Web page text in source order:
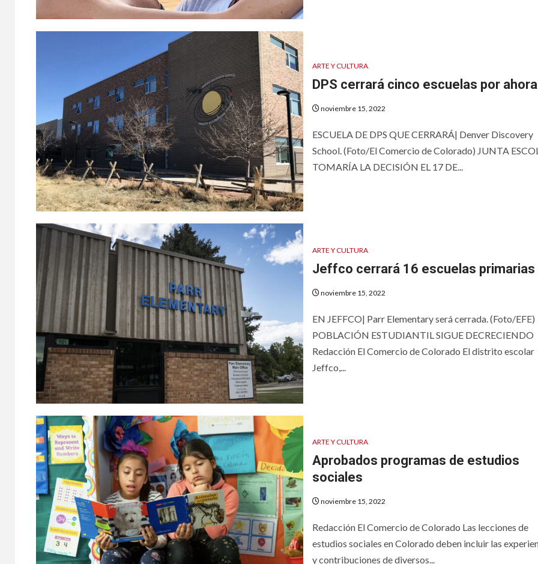
ARTE Y CULTURA
DPS cerrará cinco escuelas por ahora
noviembre 15, 2022
ESCUELA DE DPS QUE CERRARÁ| Denver Discovery
School. (Foto/El Comercio de Colorado) JUNTA
TOMARÍA LA DECISIÓN EL 17 DE...
ARTE Y CULTURA
Jeffco cerrará 16 escuelas primarias
noviembre 15, 2022
EN JEFFCO| Parr Elementary será cerrada. (Foto/EFE)
POBLACIÓN ESTUDIANTIL SIGUE DECRECIENDO
Redacción El Comercio de Colorado El distrito escolar
Jeffco,...
ARTE Y CULTURA
Aprobados programas de estudios
sociales
noviembre 15, 2022
Redacción El Comercio de Colorado Las lecciones de
estudios sociales en Colorado deben incluir las
y contribuciones de diversos...